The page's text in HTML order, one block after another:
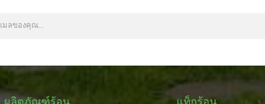
ผลิตภัณฑ์ร้อน แท็กร้อน